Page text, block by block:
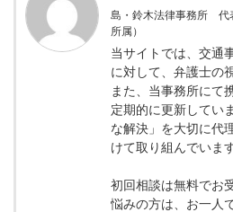
島・鈴木法律事務所 代
所属）
当サイトでは、交通
に対して、弁護士の
また、当事務所にて
定期的に更新してい
な解決」を大切に代
けて取り組んでいます
初回相談は無料でお
悩みの方は、お一人